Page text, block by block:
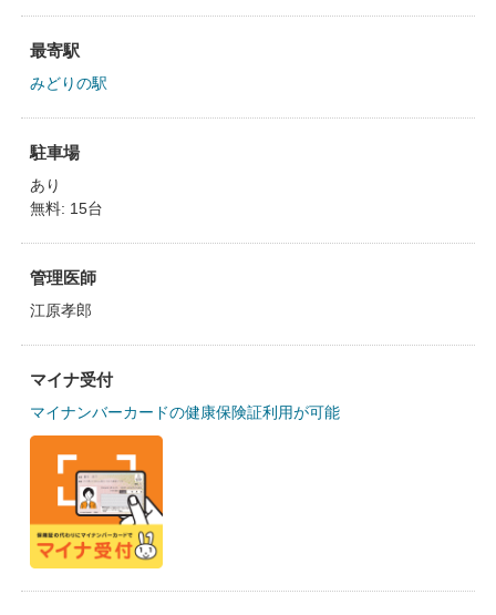
最寄駅
みどりの駅
駐車場
あり
無料: 15台
管理医師
江原孝郎
マイナ受付
マイナンバーカードの健康保険証利用が可能